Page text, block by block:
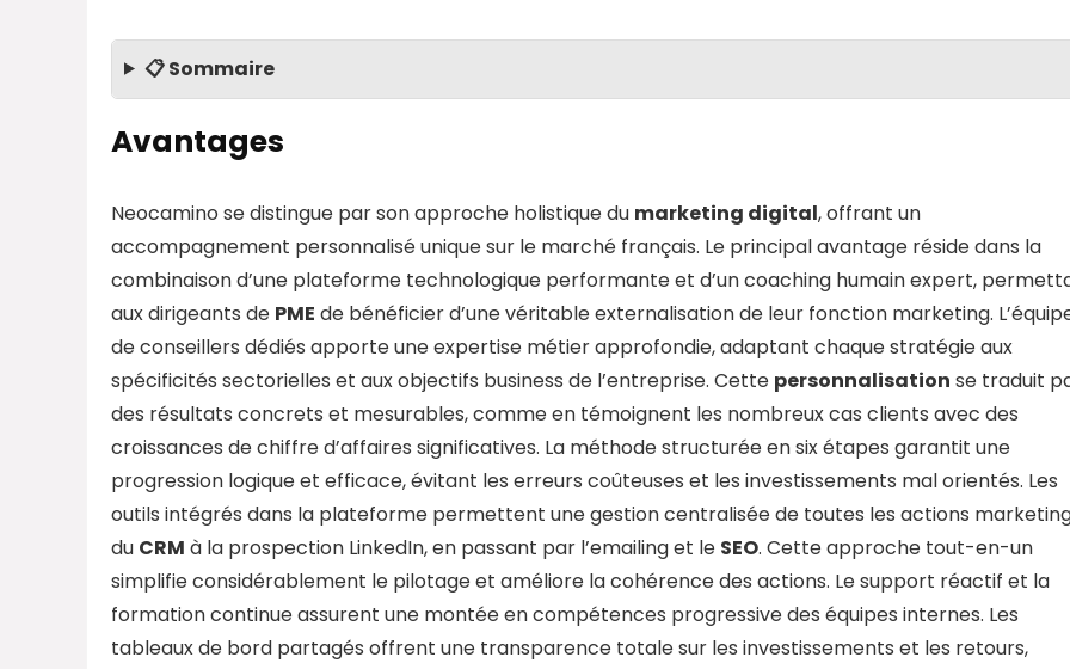
📋 Sommaire
Avantages
Neocamino se distingue par son approche holistique du marketing digital, offrant un
accompagnement personnalisé unique sur le marché français. Le principal avantage réside dans la
combinaison d’une plateforme technologique performante et d’un coaching humain expert,
aux dirigeants de PME de bénéficier d’une véritable externalisation de leur fonction marketing.
de conseillers dédiés apporte une expertise métier approfondie, adaptant chaque stratégie aux
spécificités sectorielles et aux objectifs business de l’entreprise. Cette personnalisation se traduit
des résultats concrets et mesurables, comme en témoignent les nombreux cas clients avec des
croissances de chiffre d’affaires significatives. La méthode structurée en six étapes garantit une
progression logique et efficace, évitant les erreurs coûteuses et les investissements mal orientés. Les
outils intégrés dans la plateforme permettent une gestion centralisée de toutes les actions
du CRM à la prospection LinkedIn, en passant par l’emailing et le SEO. Cette approche tout-en-un
simplifie considérablement le pilotage et améliore la cohérence des actions. Le support réactif et la
formation continue assurent une montée en compétences progressive des équipes internes. Les
tableaux de bord partagés offrent une transparence totale sur les investissements et les retours,